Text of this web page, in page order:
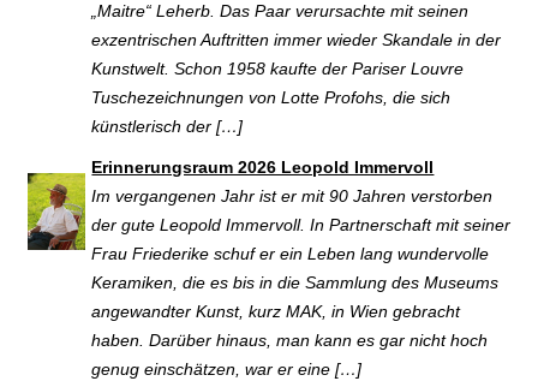
„Maitre“ Leherb. Das Paar verursachte mit seinen
exzentrischen Auftritten immer wieder Skandale in der
Kunstwelt. Schon 1958 kaufte der Pariser Louvre
Tuschezeichnungen von Lotte Profohs, die sich
künstlerisch der […]
Erinnerungsraum 2026 Leopold Immervoll
Im vergangenen Jahr ist er mit 90 Jahren verstorben
der gute Leopold Immervoll. In Partnerschaft mit seiner
Frau Friederike schuf er ein Leben lang wundervolle
Keramiken, die es bis in die Sammlung des Museums
angewandter Kunst, kurz MAK, in Wien gebracht
haben. Darüber hinaus, man kann es gar nicht hoch
genug einschätzen, war er eine […]